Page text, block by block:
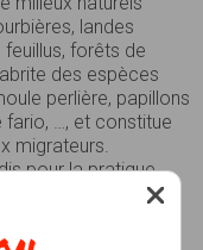
landes
forêts de
des espèces
perlière, papillons
fario, …, et constitue
migrateurs.
pour la pratique
« grandeur nature »,
: